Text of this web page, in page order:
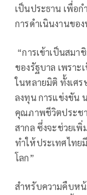
เป็นประธาน เพื่อก
การดำเนินงานขอ
“การเข้าเป็นสมา
ของรัฐบาล เพรา
ในหลายมิติ ทั้งเศ
ลงทุน การแข่งขัน
คุณภาพชีวิตประช
สากล ซึ่งจะช่วยเ
ทำให้ประเทศไทย
โลก”
สำหรับความคืบหน้